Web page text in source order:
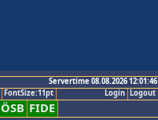
Servertime 08.08.2026 12:01:46
Logout
Login
FontSize:11pt
ÖSB FIDE